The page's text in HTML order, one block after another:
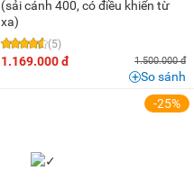
(sải cánh 400, có điều khiển từ
xa)
(5)
1.169.000 đ 1.500.000 đ
So sánh
-25%